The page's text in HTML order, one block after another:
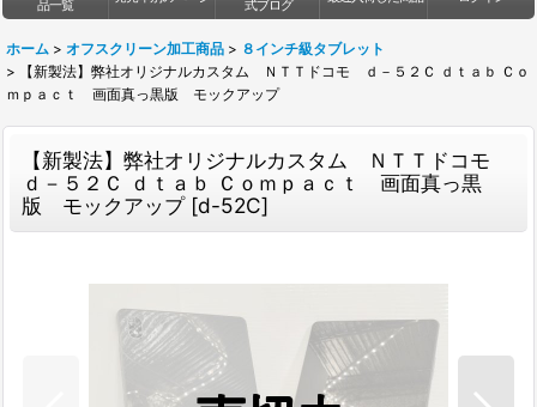
品一覧
式ブログ
ホーム > オフスクリーン加工商品 > ８インチ級タブレット
>
【新製法】弊社オリジナルカスタム ＮＴＴドコモ ｄ－５２Ｃ ｄｔａｂ Ｃｏ
ｍｐａｃｔ 画面真っ黒版 モックアップ
【新製法】弊社オリジナルカスタム ＮＴＴドコモ
ｄ－５２Ｃ ｄｔａｂ Ｃｏｍｐａｃｔ 画面真っ黒
版 モックアップ [d-52C]